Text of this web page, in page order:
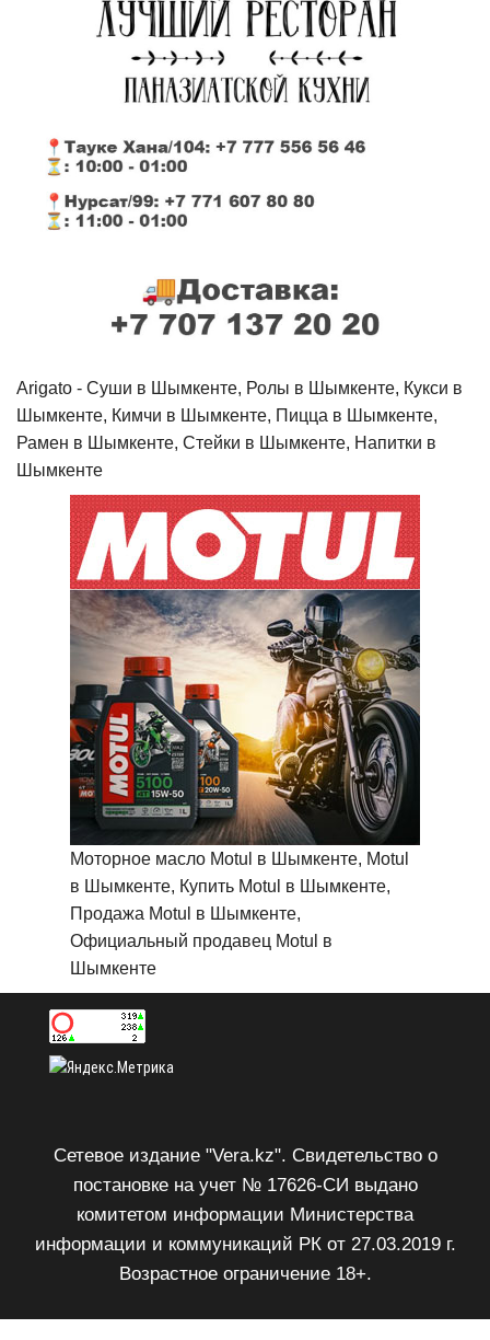
Arigato - Cуши в Шымкенте, Ролы в Шымкенте, Кукси в
Шымкенте, Кимчи в Шымкенте, Пицца в Шымкенте,
Рамен в Шымкенте, Стейки в Шымкенте, Напитки в
Шымкенте
Моторное масло Motul в Шымкенте, Motul
в Шымкенте, Купить Motul в Шымкенте,
Продажа Motul в Шымкенте,
Официальный продавец Motul в
Шымкенте
Сетевое издание "Vera.kz". Свидетельство о
постановке на учет № 17626-СИ выдано
комитетом информации Министерства
информации и коммуникаций РК от 27.03.2019 г.
Возрастное ограничение 18+.